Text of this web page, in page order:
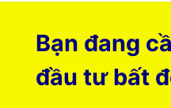
Bạn đang
đầu tư bất